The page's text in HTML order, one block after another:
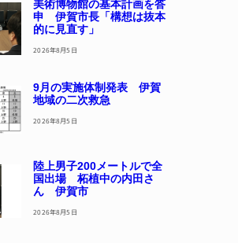
美術博物館の基本計画を答
申 伊賀市長「構想は抜本
的に見直す」
2026年8月5日
9月の実施体制発表 伊賀
地域の二次救急
2026年8月5日
陸上男子200メートルで全
国出場 柘植中の内田さ
ん 伊賀市
2026年8月5日